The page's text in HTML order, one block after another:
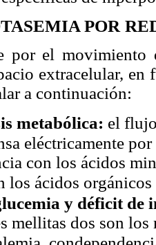
POR
por el movimiento
extracelular,
a continuación:
metabólica: el
eléctricamente
con los ácidos
los ácidos
y déficit de
mellitas dos son